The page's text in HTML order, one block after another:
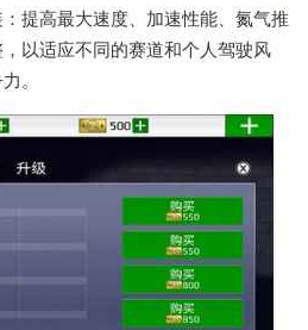
提高最大速度、加速性能、氮气推
以适应不同的赛道和个人驾驶风
。